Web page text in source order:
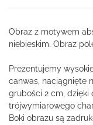
Obraz z motywem
niebieskim. Obraz
Prezentujemy
canwas, naciągnięte
grubości 2 cm, dzięki
trójwymiarowego
Boki obrazu są